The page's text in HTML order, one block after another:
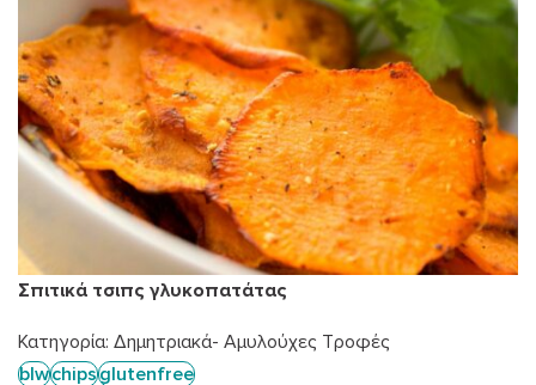
Σπιτικά τσιπς γλυκοπατάτας
Κατηγορία: Δημητριακά- Αμυλούχες Τροφές
blwchipsglutenfree